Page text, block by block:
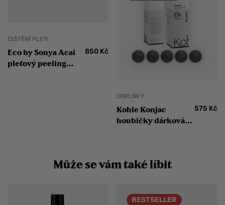
ČIŠTĚNÍ PLETI
Eco by Sonya Acai
pleťový peeling
850 Kč
DOPLŇKY
Kohle Konjac
houbičky dárková
575 Kč
Může se vám také líbit
BESTSELLER